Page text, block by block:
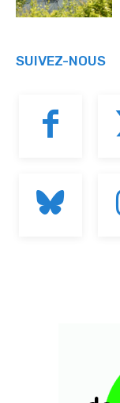
SUIVEZ-NOUS